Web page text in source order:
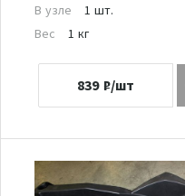
В узле
1 шт.
Вес
1 кг
839 ₽/шт